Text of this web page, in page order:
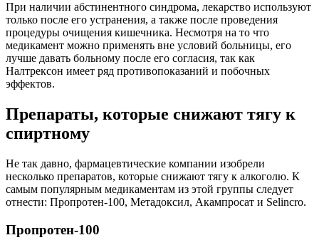
При наличии абстинентного синдрома, лекарство используют
только после его устранения, а также после проведения
процедуры очищения кишечника. Несмотря на то что
медикамент можно применять вне условий больницы, его
лучше давать больному после его согласия, так как
Налтрексон имеет ряд противопоказаний и побочных
эффектов.
Препараты, которые снижают тягу к
спиртному
Не так давно, фармацевтические компании изобрели
несколько препаратов, которые снижают тягу к алкоголю. К
самым популярным медикаментам из этой группы следует
отнести: Пропротен-100, Метадоксил, Акампросат и Selincro.
Пропротен-100